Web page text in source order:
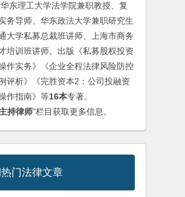
理工大学法学院兼职教授、复
务导师、华东政法大学兼职研究生
大学私募总裁班讲师、上海市商务
培训班讲师。出版《私募股权投资
作实务》《企业全程法律风险防控
评析》《完胜资本2：公司投融资
作指南》等16本专著。
主持律师”栏目获取更多信息。
门法律文章